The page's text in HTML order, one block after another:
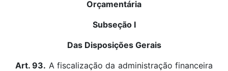
Orçamentária
Subseção I
Das Disposições Gerais
Art. 93. A fiscalização da administração financeira